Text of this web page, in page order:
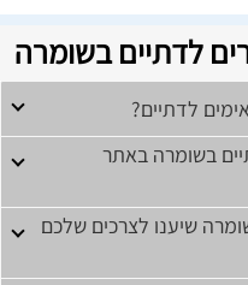
לדתיים בשומרה
לדתיים?
בשומרה באתר
שיענו לצרכים שלכם